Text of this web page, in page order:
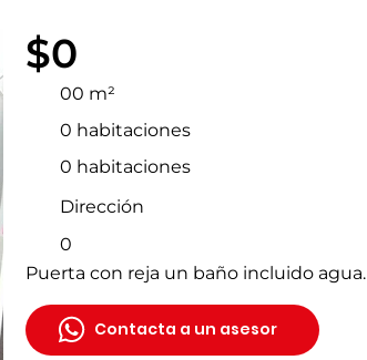
$0
0 habitaciones
0 habitaciones
00 m²
Dirección
0
Puerta con reja un baño incluido agua.
Contacta a un asesor